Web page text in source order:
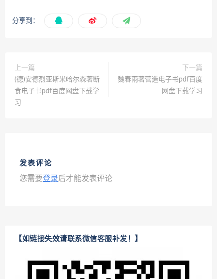
分享到：
上一篇
(德)安德烈亚斯米哈尔森著断
食电子书pdf百度网盘下载学
习
下一篇
魏春雨著营造电子书pdf百度
网盘下载学习
发表评论
您需要登录后才能发表评论
【如链接失效请联系微信客服补发！】